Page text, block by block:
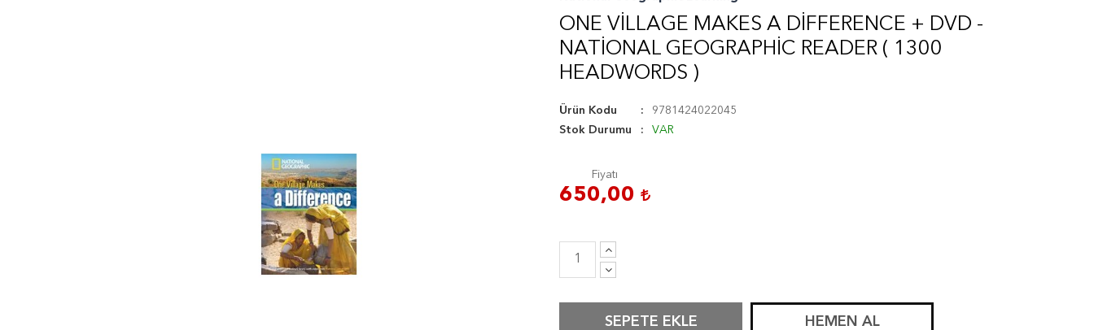
ONE VILLAGE MAKES A DIFFERENCE + DVD -
NATIONAL GEOGRAPHIC READER ( 1300
HEADWORDS )
Ürün Kodu
9781424022045
Stok Durumu
VAR
Fiyatı
650,00
SEPETE EKLE HEMEN AL